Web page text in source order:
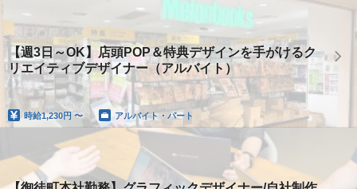
【週3日～OK】店頭POP＆特典デザインを手がけるク
リエイティブデザイナー（アルバイト）
時給1,230円 〜 アルバイト・パート